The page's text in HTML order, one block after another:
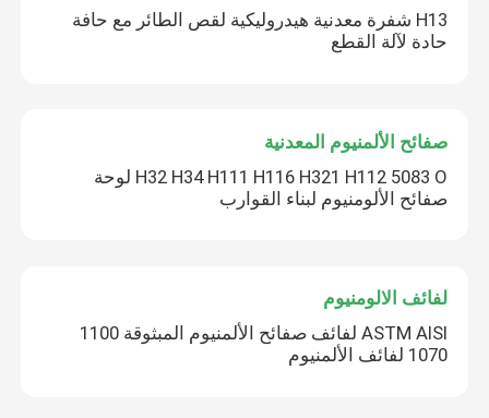
H13 شفرة معدنية هيدروليكية لقص الطائر مع حافة
حادة لآلة القطع
صفائح الألمنيوم المعدنية
H32 H34 H111 H116 H321 H112 5083 O لوحة
صفائح الألومنيوم لبناء القوارب
لفائف الالومنيوم
ASTM AISI لفائف صفائح الألمنيوم المبثوقة 1100
1070 لفائف الألمنيوم